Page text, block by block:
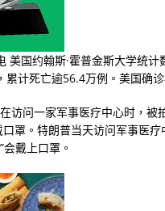
国约翰斯·霍普金斯大学统
计死亡逾56.4万例。美国确
访问一家军事医疗中心时，被
罩。特朗普当天访问军事医
戴上口罩。